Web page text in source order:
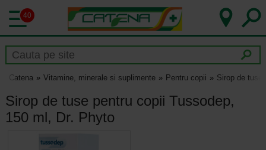
40
Catena Vitamine, minerale si suplimente Pentru copii Sirop de tuse
Sirop de tuse pentru copii Tussodep,
150 ml, Dr. Phyto